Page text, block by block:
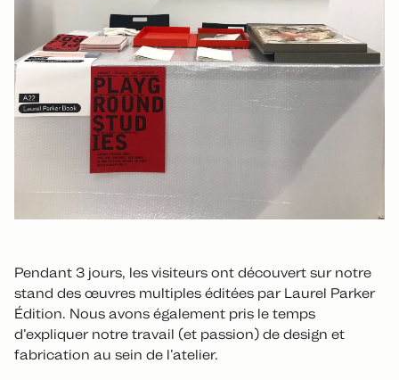
Pendant 3 jours, les visiteurs ont découvert sur notre
stand des œuvres multiples éditées par Laurel Parker
Édition. Nous avons également pris le temps
d’expliquer notre travail (et passion) de design et
fabrication au sein de l’atelier.